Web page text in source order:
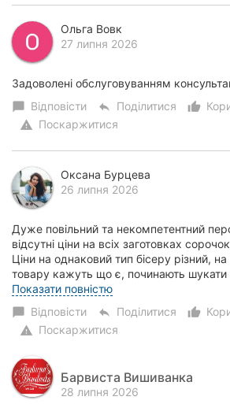
Ольга Вовк
27 липня 2026
Задоволені обслуговуванням
chat_bubble Відповісти reply Поділитися
warning Поскаржитися
Оксана Бурцева
26 липня 2026
Дуже повільний та некомпетентний
відсутні ціни на всіх заготовках
Ціни на однаковий тип бісеру різний, на
товару кажуть що є, починають
максимально повільне обслуговува...
Показати повністю
chat_bubble Відповісти reply Поділитися
warning Поскаржитися
Барвиста Вишиванка
28 липня 2026